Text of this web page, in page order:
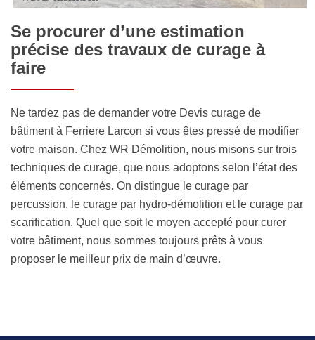
Se procurer d’une estimation
précise des travaux de curage à
faire
Ne tardez pas de demander votre Devis curage de
bâtiment à Ferriere Larcon si vous êtes pressé de modifier
votre maison. Chez WR Démolition, nous misons sur trois
techniques de curage, que nous adoptons selon l’état des
éléments concernés. On distingue le curage par
percussion, le curage par hydro-démolition et le curage par
scarification. Quel que soit le moyen accepté pour curer
votre bâtiment, nous sommes toujours prêts à vous
proposer le meilleur prix de main d’œuvre.